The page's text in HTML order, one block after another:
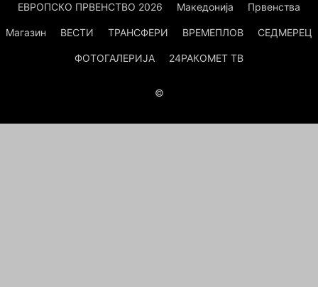
ЕВРОПСКО ПРВЕНСТВО 2026 Македонија Првенства
Магазин ВЕСТИ ТРАНСФЕРИ ВРЕМЕПЛОВ СЕДМЕРЕЦ
ФОТОГАЛЕРИЈА 24РАКОМЕТ ТВ
©